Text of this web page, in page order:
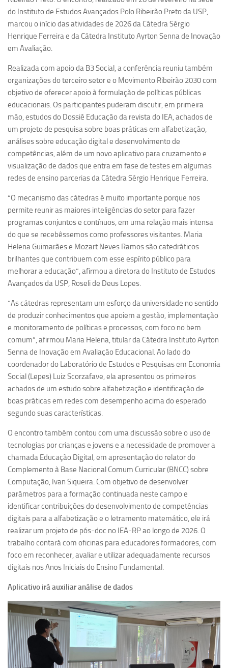
Ano Sabático
Daniel Domingues dos Santos
Programas Ano Sabático Encerrados
Cristina Godoy Bernardo de Oliveira (FDRP)
Evandro Eduardo Seron Ruiz
Fabiana Cristina Severi (FDRP)
Fernando de Lima Caneppele
Geciane Silveira Porto
Maria Paula Costa Bertran
Professor Sênior
Institucional
Polo Ribeirão Preto
Estrutura do polo
Espaço de Eventos
Ciência com Pipoca
Ciência Por Elas
Pint of Science
União Pró-Vacina
USP Analisa
Publicações
Clipping
Documentos
Relatórios
Revista Estudos Avançados
Espaço Cultural
Newsletter
do Instituto de Estudos Avançados Polo Ribeirão Preto da USP,
marcou o início das atividades de 2026 da Cátedra Sérgio
Henrique Ferreira e da Cátedra Instituto Ayrton Senna de Inovação
em Avaliação.
Realizada com apoio da B3 Social, a conferência reuniu também
organizações do terceiro setor e o Movimento Ribeirão 2030 com
objetivo de oferecer apoio à formulação de políticas públicas
educacionais. Os participantes puderam discutir, em primeira
mão, estudos do Dossiê Educação da revista do IEA, achados de
um projeto de pesquisa sobre boas práticas em alfabetização,
análises sobre educação digital e desenvolvimento de
competências, além de um novo aplicativo para cruzamento e
visualização de dados que entra em fase de testes em algumas
redes de ensino parcerias da Cátedra Sérgio Henrique Ferreira.
“O mecanismo das cátedras é muito importante porque nos
permite reunir as maiores inteligências do setor para fazer
programas conjuntos e contínuos, em uma relação mais intensa
do que se recebêssemos como professores visitantes. Maria
Helena Guimarães e Mozart Neves Ramos são catedráticos
brilhantes que contribuem com esse espírito público para
melhorar a educação”, afirmou a diretora do Instituto de Estudos
Avançados da USP, Roseli de Deus Lopes.
“As cátedras representam um esforço da universidade no sentido
de produzir conhecimentos que apoiem a gestão, implementação
e monitoramento de políticas e processos, com foco no bem
comum”, afirmou Maria Helena, titular da Cátedra Instituto Ayrton
Senna de Inovação em Avaliação Educacional. Ao lado do
coordenador do Laboratório de Estudos e Pesquisas em Economia
Social (Lepes) Luiz Scorzafave, ela apresentou os primeiros
achados de um estudo sobre alfabetização e identificação de
boas práticas em redes com desempenho acima do esperado
segundo suas características.
O encontro também contou com uma discussão sobre o uso de
tecnologias por crianças e jovens e a necessidade de promover a
chamada Educação Digital, em apresentação do relator do
Complemento à Base Nacional Comum Curricular (BNCC) sobre
Computação, Ivan Siqueira. Com objetivo de desenvolver
parâmetros para a formação continuada neste campo e
identificar contribuições do desenvolvimento de competências
digitais para a alfabetização e o letramento matemático, ele irá
realizar um projeto de pós-doc no IEA-RP ao longo de 2026. O
trabalho contará com oficinas para educadores formadores, com
foco em reconhecer, avaliar e utilizar adequadamente recursos
digitais nos Anos Iniciais do Ensino Fundamental.
Aplicativo irá auxiliar análise de dados